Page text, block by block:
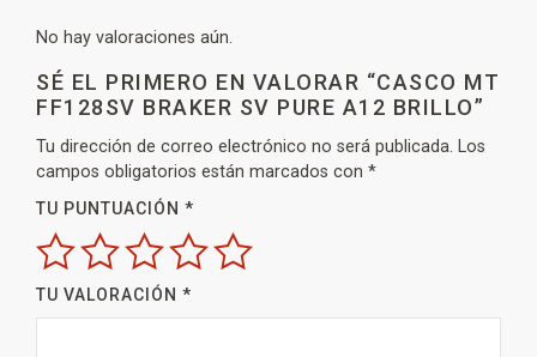
No hay valoraciones aún.
SÉ EL PRIMERO EN VALORAR “CASCO MT
FF128SV BRAKER SV PURE A12 BRILLO”
Tu dirección de correo electrónico no será publicada. Los
campos obligatorios están marcados con *
TU PUNTUACIÓN *
TU VALORACIÓN *